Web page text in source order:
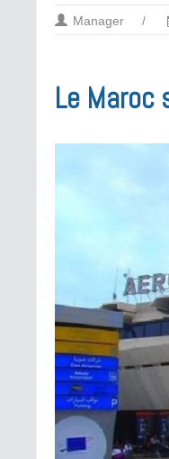
Manager /
Le Maroc